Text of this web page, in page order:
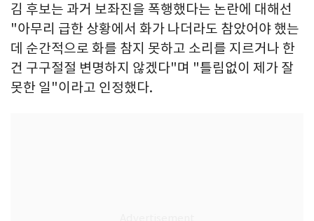
김 후보는 과거 보좌진을 폭행했다는 논란에 대해선
"아무리 급한 상황에서 화가 나더라도 참았어야 했는
데 순간적으로 화를 참지 못하고 소리를 지르거나 한
건 구구절절 변명하지 않겠다"며 "틀림없이 제가 잘
못한 일"이라고 인정했다.